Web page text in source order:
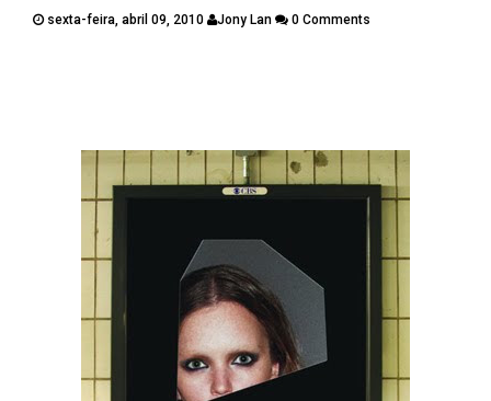
sexta-feira, abril 09, 2010 Jony Lan 0 Comments